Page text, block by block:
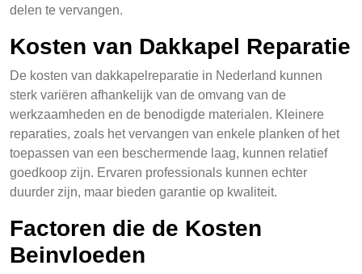
delen te vervangen.
Kosten van Dakkapel Reparatie
De kosten van dakkapelreparatie in Nederland kunnen
sterk variëren afhankelijk van de omvang van de
werkzaamheden en de benodigde materialen. Kleinere
reparaties, zoals het vervangen van enkele planken of het
toepassen van een beschermende laag, kunnen relatief
goedkoop zijn. Ervaren professionals kunnen echter
duurder zijn, maar bieden garantie op kwaliteit.
Factoren die de Kosten
Beinvloeden